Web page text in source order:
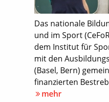
Das nationale
und im Sport
dem Institut für
mit den
(Basel, Bern)
finanzierten
mehr